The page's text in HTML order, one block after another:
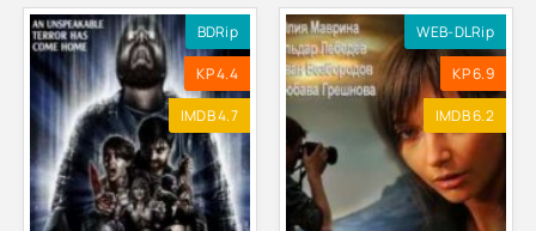
BDRip
KP 4.4
IMDB 4.7
WEB-DLRip
KP 6.9
IMDB 6.2